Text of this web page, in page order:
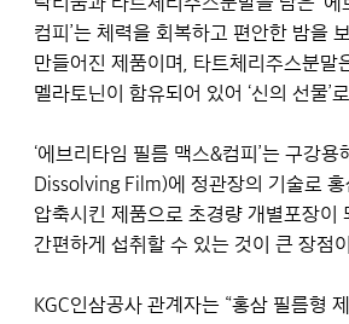
컴피’는 체력을 회복하고 편안한 밤을
만들어진 제품이며, 타트체리주스분말
멜라토닌이 함유되어 있어 ‘신의 선물’
‘에브리타임 필름 맥스&컴피’는 구강
Dissolving Film)에 정관장의 기술로 홍
압축시킨 제품으로 초경량 개별포장이
간편하게 섭취할 수 있는 것이 큰 장점
KGC인삼공사 관계자는 “홍삼 필름형